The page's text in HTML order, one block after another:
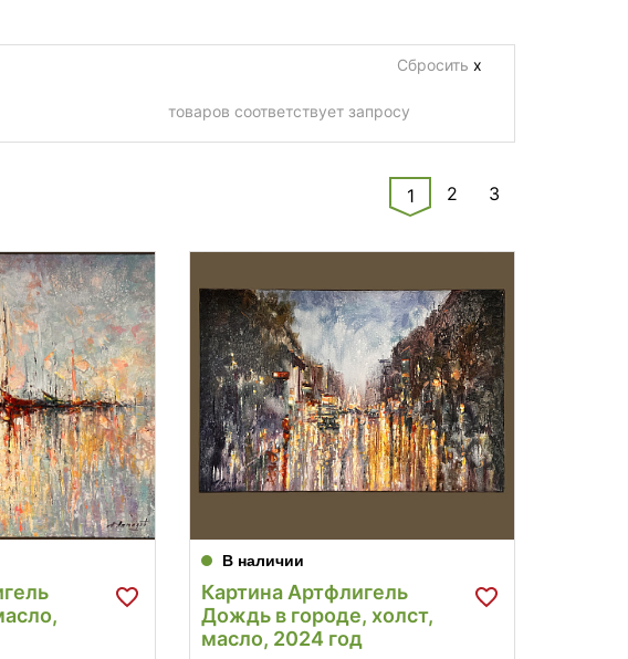
Сбросить х
товаров соответствует запросу
1 2 3
В наличии
Картина Артфлигель
Дождь в городе, холст,
масло, 2024 год